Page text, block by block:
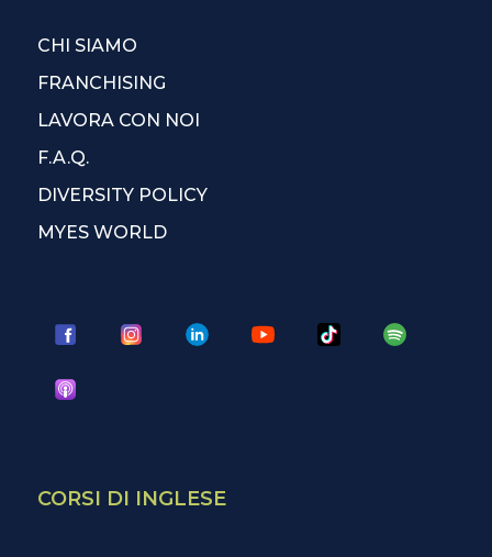
CHI SIAMO
FRANCHISING
LAVORA CON NOI
F.A.Q.
DIVERSITY POLICY
MYES WORLD
CORSI DI INGLESE